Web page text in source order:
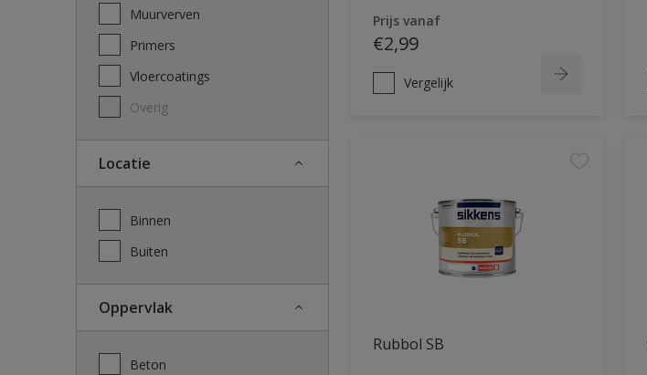
Muurverven
Primers
Vloercoatings
Overig
Locatie
Binnen
Buiten
Oppervlak
Beton
Prijs vanaf
€2,99
Vergelijk
Rubbol SB